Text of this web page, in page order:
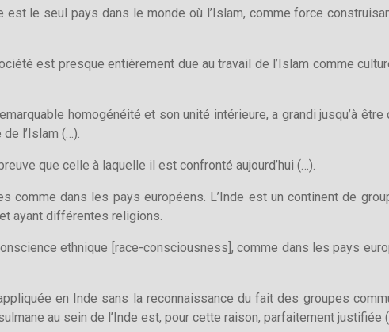
est le seul pays dans le monde où l’Islam, comme force
est presque entièrement due au travail de l’Islam comme
homogénéité et son unité intérieure, a grandi jusqu’à être
l’Islam (…).
que celle à laquelle il est confronté aujourd’hui (…).
dans les pays européens. L’Inde est un continent de
ayant différentes religions.
ethnique [race-consciousness], comme dans les pays
en Inde sans la reconnaissance du fait des groupes
au sein de l’Inde est, pour cette raison, parfaitement justifiée